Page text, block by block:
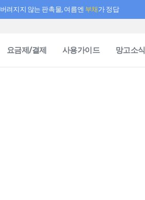
버려지지 않는 판촉물, 여름엔 부채가 정답
요금제/결제 사용가이드 망고소식